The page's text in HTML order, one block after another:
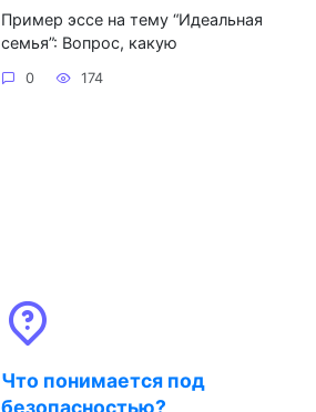
Пример эссе на тему “Идеальная
семья”: Вопрос, какую
0 174
Что понимается под
безопасностью?